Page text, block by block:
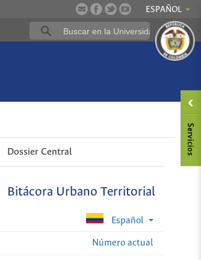
ESPAÑOL
Dossier Central
Bitácora Urbano Territorial
Español
Número actual